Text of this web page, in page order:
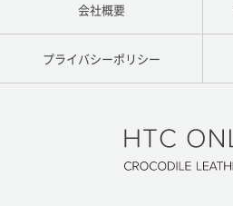
会社概要
プライバシーポリシー